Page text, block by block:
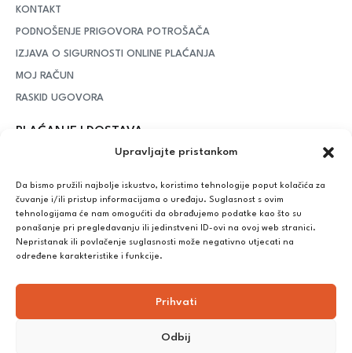
Upravljajte pristankom
Da bismo pružili najbolje iskustvo, koristimo tehnologije poput kolačića za
čuvanje i/ili pristup informacijama o uređaju. Suglasnost s ovim
tehnologijama će nam omogućiti da obrađujemo podatke kao što su
ponašanje pri pregledavanju ili jedinstveni ID-ovi na ovoj web stranici.
Nepristanak ili povlačenje suglasnosti može negativno utjecati na
određene karakteristike i funkcije.
Prihvati
Odbij
KONTAKT
PODNOŠENJE PRIGOVORA POTROŠAČA
IZJAVA O SIGURNOSTI ONLINE PLAĆANJA
MOJ RAČUN
RASKID UGOVORA
PLAĆANJE I DOSTAVA
– iznad potrošenih 55 eura dostava je
Plaćanje:
Bankovna transakcija, plaćanje prilikom preuzimanja, CorvusPay